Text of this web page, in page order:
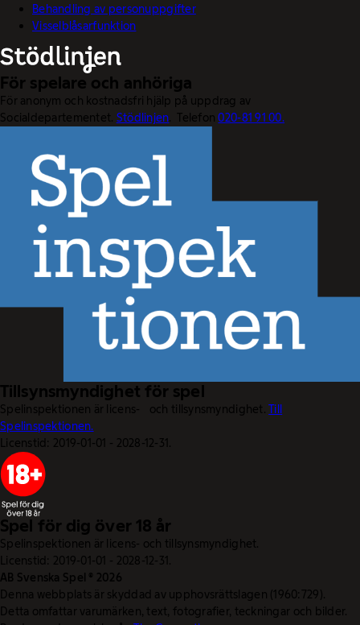
Behandling av personuppgifter
Visselblåsarfunktion
För spelare och anhöriga
För anonym och kostnadsfri hjälp på uppdrag av
Socialdepartementet. Stödlinjen. Telefon020-81 91 00.
Tillsynsmyndighet för spel
Spelinspektionen är licens- och tillsynsmyndighet.Till
Spelinspektionen.
Licenstid: 2019-01-01 - 2028-12-31.
Spel för dig över 18 år
Spelinspektionen är licens- och tillsynsmyndighet.
Licenstid: 2019-01-01 - 2028-12-31.
AB Svenska Spel © 2026
Denna webbplats är skyddad av upphovsrättslagen (1960:729).
Detta omfattar varumärken, text, fotografier, teckningar och bilder.